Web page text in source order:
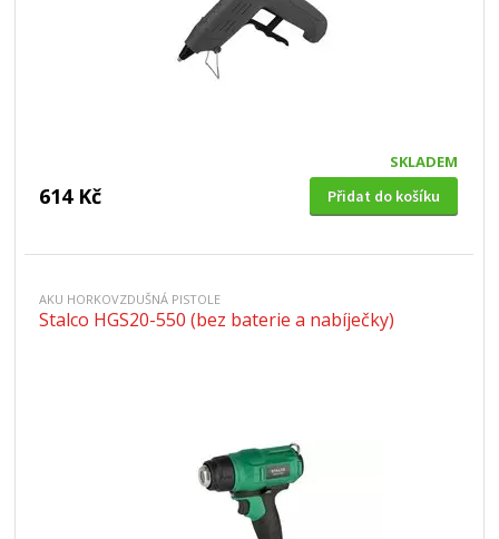
SKLADEM
614 Kč Přidat do košíku
AKU HORKOVZDUŠNÁ PISTOLE
Stalco HGS20-550 (bez baterie a nabíječky)